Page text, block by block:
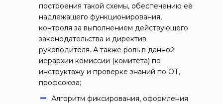
построения такой схемы, обеспечению её
надлежащего функционирования,
контроля за выполнением действующего
законодательства и директив
руководителя. А также роль в данной
иерархии комиссии (комитета) по
инструктажу и проверке знаний по ОТ,
профсоюза;
Алгоритм фиксирования, оформления